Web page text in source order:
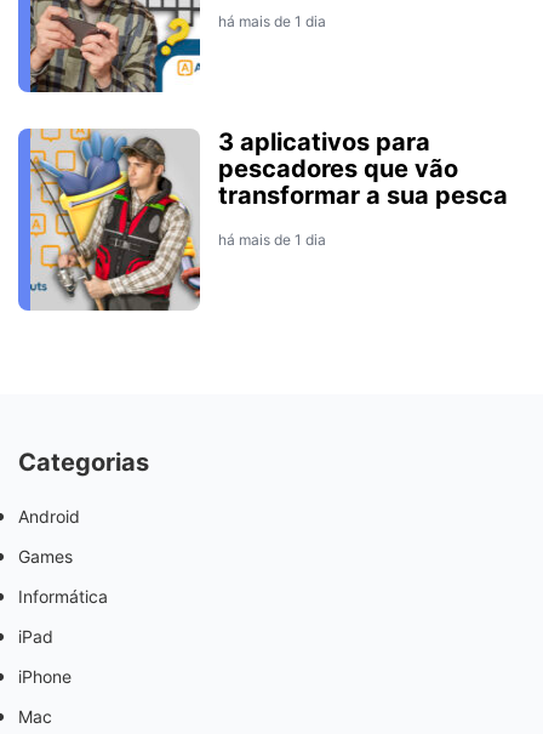
há mais de 1 dia
3 aplicativos para
pescadores que vão
transformar a sua pesca
há mais de 1 dia
Categorias
Android
Games
Informática
iPad
iPhone
Mac